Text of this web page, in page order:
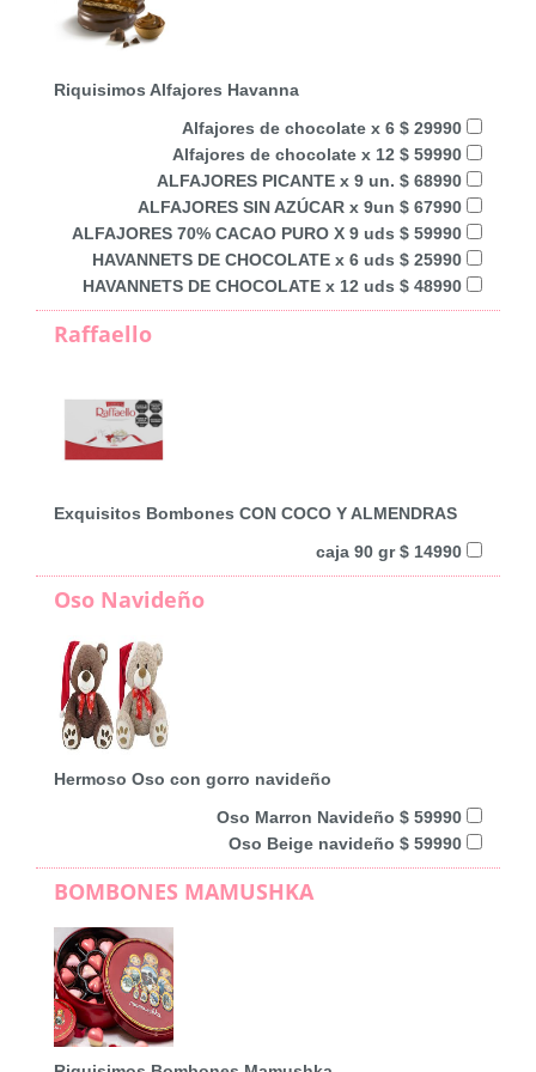
Riquisimos Alfajores Havanna
Alfajores de chocolate x 6 $ 29990
Alfajores de chocolate x 12 $ 59990
ALFAJORES PICANTE x 9 un. $ 68990
ALFAJORES SIN AZÚCAR x 9un $ 67990
ALFAJORES 70% CACAO PURO X 9 uds $ 59990
HAVANNETS DE CHOCOLATE x 6 uds $ 25990
HAVANNETS DE CHOCOLATE x 12 uds $ 48990
Raffaello
Exquisitos Bombones CON COCO Y ALMENDRAS
caja 90 gr $ 14990
Oso Navideño
Hermoso Oso con gorro navideño
Oso Marron Navideño $ 59990
Oso Beige navideño $ 59990
BOMBONES MAMUSHKA